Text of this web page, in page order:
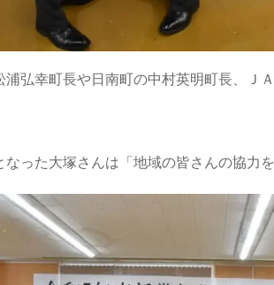
浦弘幸町長や日南町の中村英明町長、Ｊ
なった大塚さんは「地域の皆さんの協力